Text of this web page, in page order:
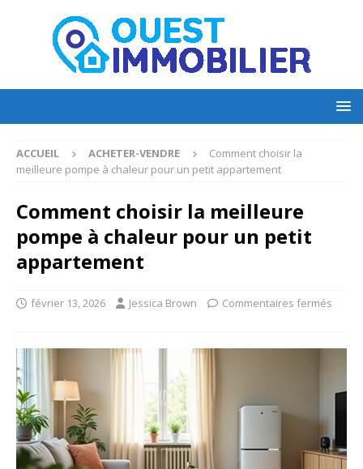
ACCUEIL ACHETER-VENDRE
Comment choisir la
meilleure pompe à chaleur pour un petit appartement
Comment choisir la meilleure
pompe à chaleur pour un petit
appartement
février 13, 2026 Jessica Brown Commentaires fermés